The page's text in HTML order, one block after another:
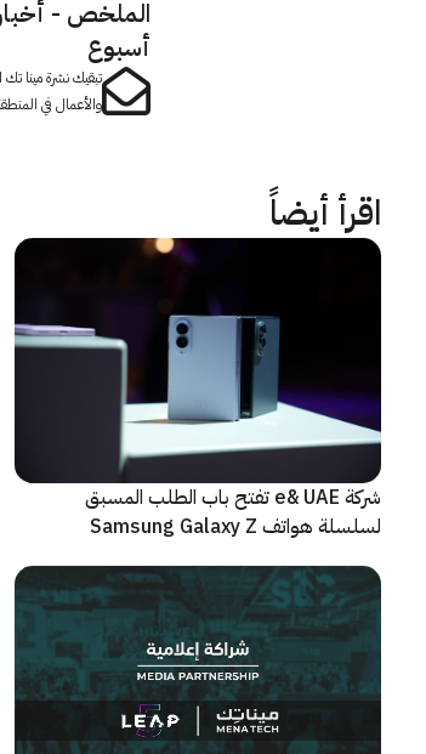
الملخص -
أسبوع
تبقيك نشرة مينا تك
والأعمال في
اقرأ أيضاً
شركة e& UAE تفتح باب الطلب المسبق
لسلسلة هواتف Samsung Galaxy Z